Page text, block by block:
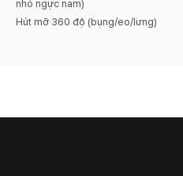
nhỏ ngực nam)
Hút mỡ 360 độ (bụng/eo/lưng)